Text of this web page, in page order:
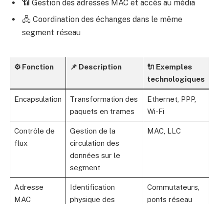
📶 Gestion des adresses MAC et accès au média
🖧 Coordination des échanges dans le même
segment réseau
⚙️ Fonction 📌 Description
🔌 Exemples
technologiques
Encapsulation
Transformation des
paquets en trames
Ethernet, PPP,
Wi-Fi
Contrôle de
flux
Gestion de la
circulation des
données sur le
segment
MAC, LLC
Adresse
MAC
Identification
physique des
Commutateurs,
ponts réseau